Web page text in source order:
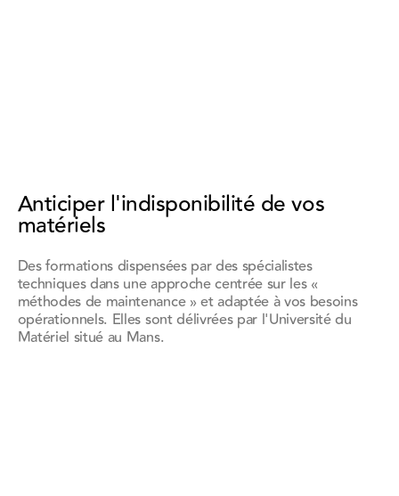
Anticiper l'indisponibilité de vos
matériels
Des formations dispensées par des spécialistes
techniques dans une approche centrée sur les «
méthodes de maintenance » et adaptée à vos besoins
opérationnels. Elles sont délivrées par l'Université du
Matériel situé au Mans.